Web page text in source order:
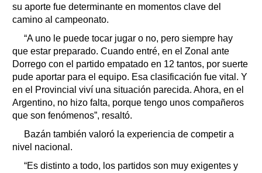
su aporte fue determinante en momentos clave del
camino al campeonato.
“A uno le puede tocar jugar o no, pero siempre hay
que estar preparado. Cuando entré, en el Zonal ante
Dorrego con el partido empatado en 12 tantos, por suerte
pude aportar para el equipo. Esa clasificación fue vital. Y
en el Provincial viví una situación parecida. Ahora, en el
Argentino, no hizo falta, porque tengo unos compañeros
que son fenómenos”, resaltó.
Bazán también valoró la experiencia de competir a
nivel nacional.
“Es distinto a todo, los partidos son muy exigentes y